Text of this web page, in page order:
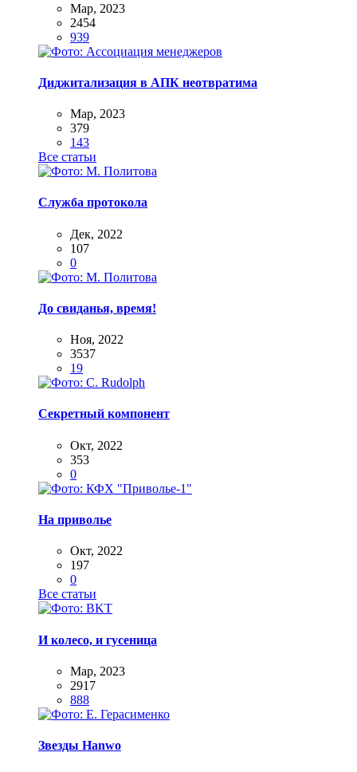
Мар, 2023
2454
939
Диджитализация в АПК неотвратима
Мар, 2023
379
143
Все статьи
Служба протокола
Дек, 2022
107
0
До свиданья, время!
Ноя, 2022
3537
19
Секретный компонент
Окт, 2022
353
0
На приволье
Окт, 2022
197
0
Все статьи
И колесо, и гусеница
Мар, 2023
2917
888
Звезды Hanwo